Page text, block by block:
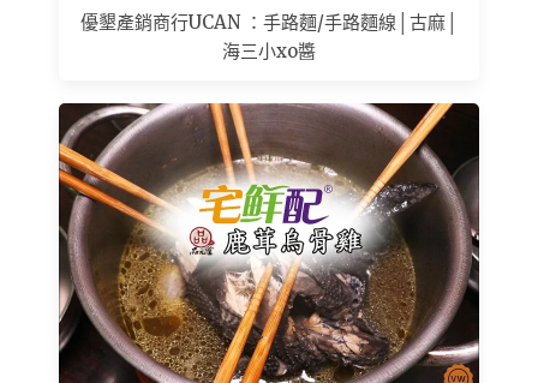
優墾產銷商行UCAN ：手路麵/手路麵線│古麻│
海三小xo醬